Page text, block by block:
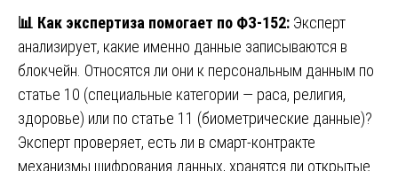
📊 Как экспертиза помогает по ФЗ-152: Эксперт
анализирует, какие именно данные записываются в
блокчейн. Относятся ли они к персональным данным по
статье 10 (специальные категории — раса, религия,
здоровье) или по статье 11 (биометрические данные)?
Эксперт проверяет, есть ли в смарт-контракте
механизмы шифрования данных, хранятся ли открытые